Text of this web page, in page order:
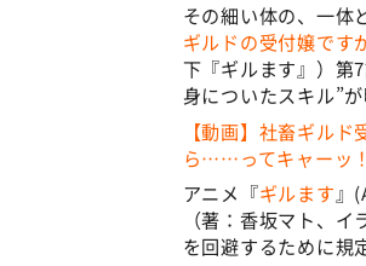
その細い体の、一
ギルドの受付嬢です
下『ギルます』）第
身についたスキル”
【動画】社畜ギル
ら……ってキャーッ！
アニメ『ギルます 』
（著：香坂マト、
を回避するために規